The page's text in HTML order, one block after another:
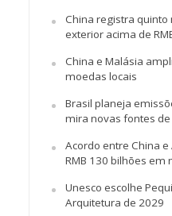
China registra
exterior acima de
China e Malásia
moedas locais
Brasil planeja
mira novas fontes
Acordo entre China
RMB 130 bilhões em
Unesco escolhe
Arquitetura de 2029